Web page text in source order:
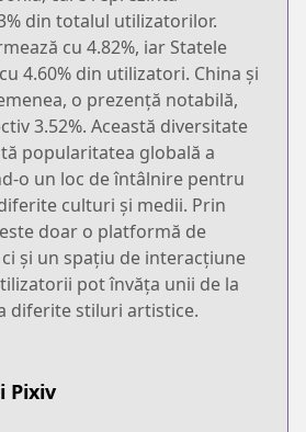
din totalul utilizatorilor.
cu 4.82%, iar Statele
4.60% din utilizatori. China și
o prezență notabilă,
3.52%. Această diversitate
popularitatea globală a
o un loc de întâlnire pentru
culturi și medii. Prin
doar o platformă de
și un spațiu de interacțiune
pot învăța unii de la
diferite stiluri artistice.
Pixiv